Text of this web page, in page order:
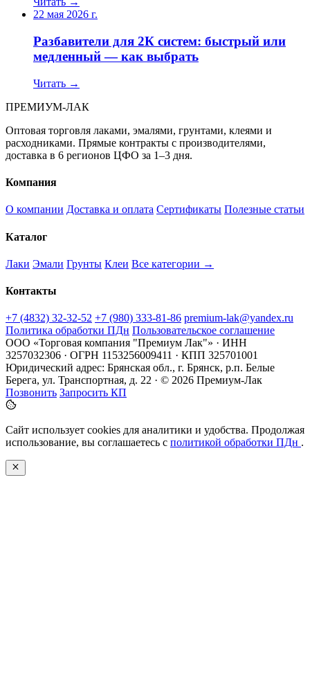
22 мая 2026 г.
Разбавители для 2К систем: быстрый или
медленный — как выбрать
Читать →
ПРЕМИУМ-ЛАК
Оптовая торговля лаками, эмалями, грунтами, клеями и
расходниками. Прямые контракты с производителями,
доставка в 6 регионов ЦФО за 1–3 дня.
Компания
О компании Доставка и оплата Сертификаты Полезные статьи
Каталог
Лаки Эмали Грунты Клеи Все категории →
Контакты
+7 (4832) 32-32-52 +7 (980) 333-81-86 premium-lak@yandex.ru
Политика обработки ПДн Пользовательское соглашение
ООО «Торговая компания "Премиум Лак"» · ИНН
3257032306 · ОГРН 1153256009411 · КПП 325701001
Юридический адрес: Брянская обл., г. Брянск, р.п. Белые
Берега, ул. Транспортная, д. 22 · © 2026 Премиум-Лак
Позвонить Запросить КП
Сайт использует cookies для аналитики и удобства. Продолжая
использование, вы соглашаетесь с политикой обработки ПДн .